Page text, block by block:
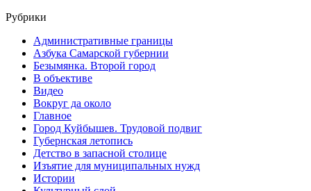
Рубрики
Административные границы
Азбука Самарской губернии
Безымянка. Второй город
В объективе
Видео
Вокруг да около
Главное
Город Куйбышев. Трудовой подвиг
Губернская летопись
Детство в запасной столице
Изъятие для муниципальных нужд
Истории